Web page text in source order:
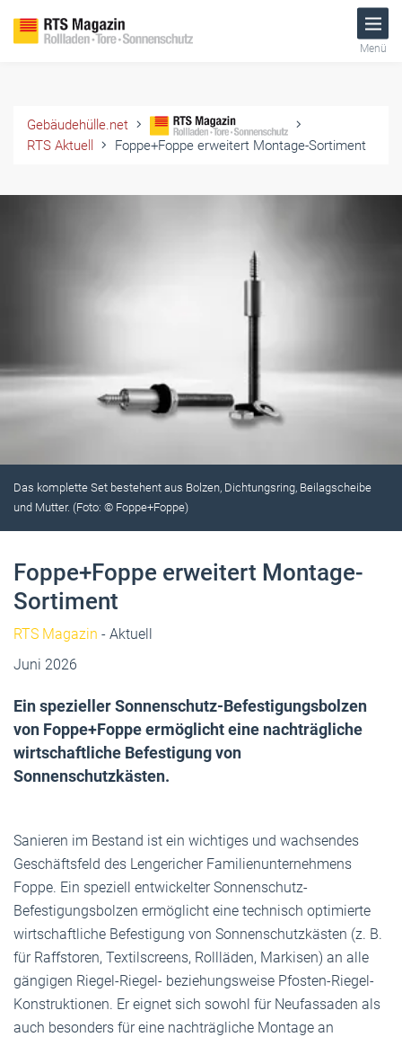
Menü
Gebäudehülle.net
RTS Aktuell
Foppe+Foppe erweitert Montage-Sortiment
Das komplette Set bestehent aus Bolzen, Dichtungsring, Beilagscheibe
und Mutter. (Foto: © Foppe+Foppe)
Foppe+Foppe erweitert Montage-
Sortiment
RTS Magazin - Aktuell
Juni 2026
Ein spezieller Sonnenschutz-Befestigungsbolzen
von Foppe+Foppe ermöglicht eine nachträgliche
wirtschaftliche Befestigung von
Sonnenschutzkästen.
Sanieren im Bestand ist ein wichtiges und wachsendes
Geschäftsfeld des Lengericher Familienunternehmens
Foppe. Ein speziell entwickelter Sonnenschutz-
Befestigungsbolzen ermöglicht eine technisch optimierte
wirtschaftliche Befestigung von Sonnenschutzkästen (z. B.
für Raffstoren, Textilscreens, Rollläden, Markisen) an alle
gängigen Riegel-Riegel- beziehungsweise Pfosten-Riegel-
Konstruktionen. Er eignet sich sowohl für Neufassaden als
auch besonders für eine nachträgliche Montage an